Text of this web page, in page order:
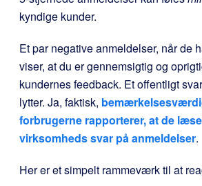
kyndige kunder.
Et par negative anmeldelser, når de
viser, at du er gennemsigtig og
kundernes feedback. Et offentligt
lytter. Ja, faktisk,
forbrugerne rapporterer, at de
virksomheds svar på anmeldelser.
Her er et simpelt rammeværk til at